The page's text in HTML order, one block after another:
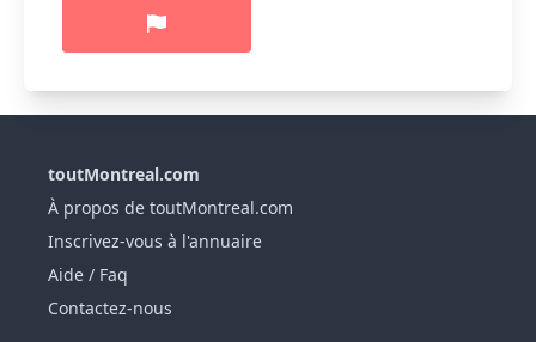
toutMontreal.com
À propos de toutMontreal.com
Inscrivez-vous à l'annuaire
Aide / Faq
Contactez-nous